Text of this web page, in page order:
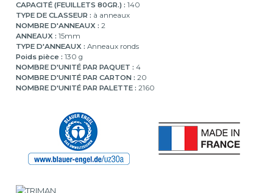
CAPACITÉ (FEUILLETS 80GR.) : 140
TYPE DE CLASSEUR : à anneaux
NOMBRE D'ANNEAUX : 2
ANNEAUX : 15mm
TYPE D'ANNEAUX : Anneaux ronds
Poids pièce : 130 g
NOMBRE D'UNITÉ PAR PAQUET : 4
NOMBRE D'UNITÉ PAR CARTON : 20
NOMBRE D'UNITÉ PAR PALETTE : 2160